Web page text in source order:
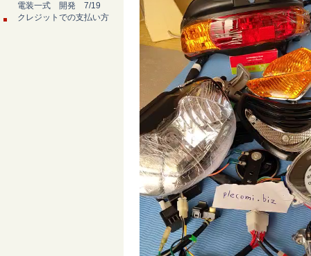
電装一式 開発 7/19
クレジットでの支払い方